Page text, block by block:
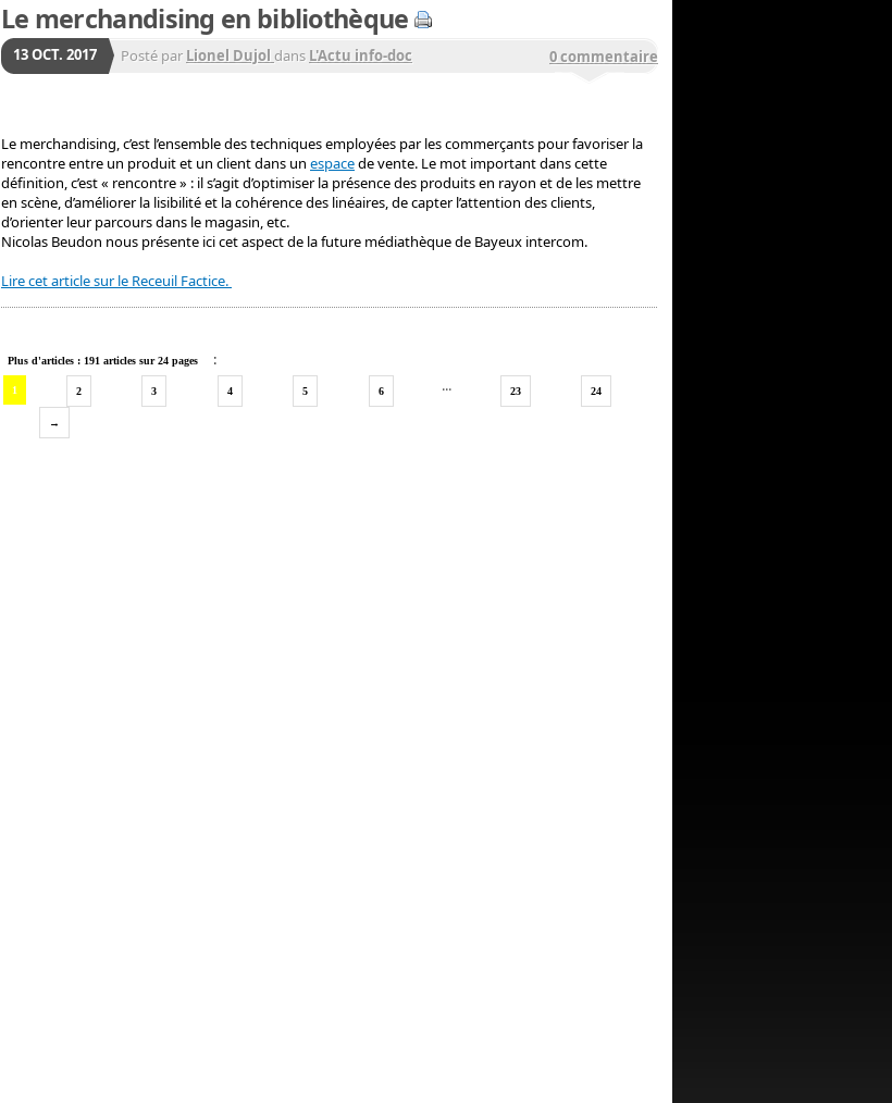
Le merchandising en bibliothèque
13OCT. 2017 Posté par Lionel Dujol dans L'Actu info-doc 0 commentaire
Le merchandising, c’est l’ensemble des techniques employées par les commerçants pour favoriser la
rencontre entre un produit et un client dans un espacede vente. Le mot important dans cette
définition, c’est « rencontre » : il s’agit d’optimiser la présence des produits en rayon et de les mettre
en scène, d’améliorer la lisibilité et la cohérence des linéaires, de capter l’attention des clients,
d’orienter leur parcours dans le magasin, etc.
Nicolas Beudon nous présente ici cet aspect de la future médiathèque de Bayeux intercom.
Lire cet article sur le Receuil Factice.
Plus d'articles : 191 articles sur 24 pages :
1 2 3 4 5 6 ... 23 24
→